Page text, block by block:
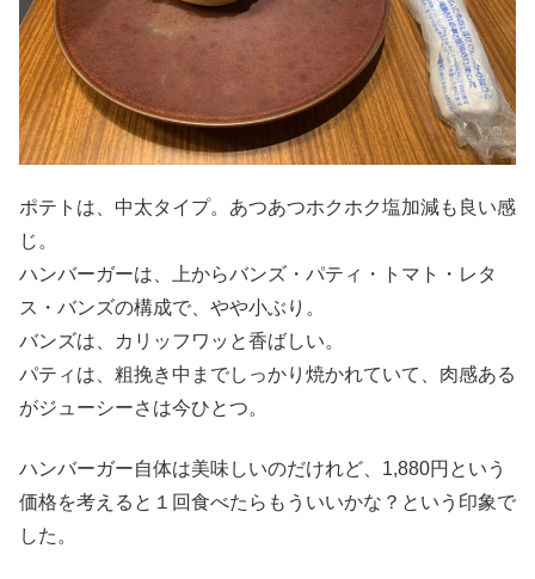
ポテトは、中太タイプ。あつあつホクホク塩加減も良い感
じ。
ハンバーガーは、上からバンズ・パティ・トマト・レタ
ス・バンズの構成で、やや小ぶり。
バンズは、カリッフワッと香ばしい。
パティは、粗挽き中までしっかり焼かれていて、肉感ある
がジューシーさは今ひとつ。
ハンバーガー自体は美味しいのだけれど、1,880円という
価格を考えると１回食べたらもういいかな？という印象で
した。